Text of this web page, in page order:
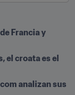
Francia y
el croata es el
analizan sus